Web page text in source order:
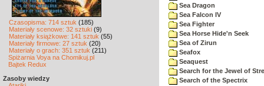
Czasopisma: 714 sztuk (185)
Materiały scenowe: 32 sztuki (9)
Materiały książkowe: 141 sztuk (55)
Materiały firmowe: 27 sztuk (20)
Materiały o grach: 351 sztuk (211)
Spiżarnia Voya na Chomikuj.pl
Bajtek Redux
Zasoby wiedzy
Sea Dragon
Sea Falcon IV
Sea Fighter
Sea Horse Hide'n Seek
Sea of Zirun
Seafox
Seaquest
Search for the Jewel of
Search of the Spectrix